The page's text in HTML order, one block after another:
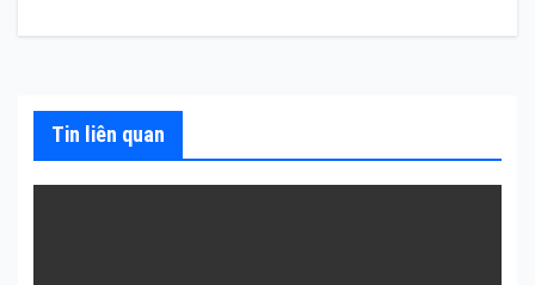
bài
Tin liên quan